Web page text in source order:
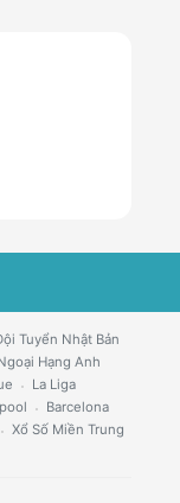
Tuyển Nhật Bản
Hạng Anh
La Liga
Barcelona
Xổ Số Miền Trung